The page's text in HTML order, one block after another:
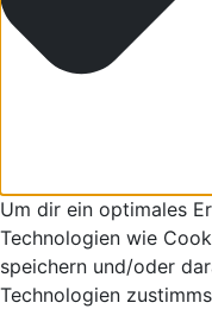
Um dir ein optimales
Technologien wie
speichern und/oder
Technologien